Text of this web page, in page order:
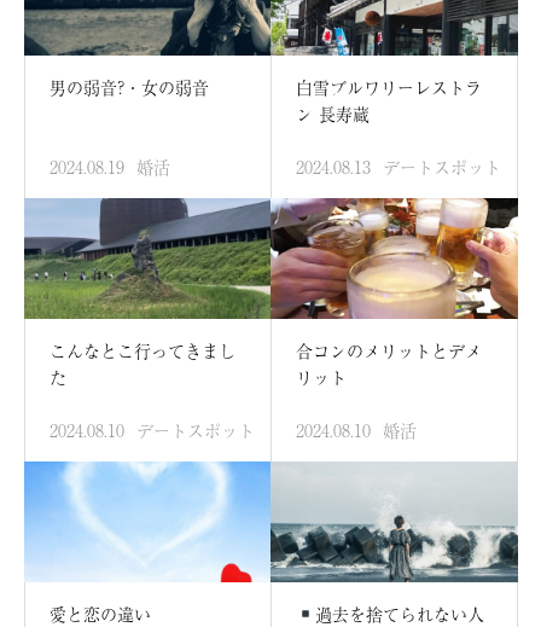
男の弱音?・女の弱音
2024.08.19 婚活
白雪ブルワリーレストラ
ン 長寿蔵
2024.08.13 デートスポット
こんなとこ行ってきまし
た
2024.08.10 デートスポット
合コンのメリットとデメ
リット
2024.08.10 婚活
愛と恋の違い 過去を捨てられない人